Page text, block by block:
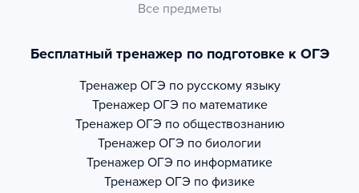
Все предметы
Бесплатный тренажер по подготовке к ОГЭ
Тренажер ОГЭ по русскому языку
Тренажер ОГЭ по математике
Тренажер ОГЭ по обществознанию
Тренажер ОГЭ по биологии
Тренажер ОГЭ по информатике
Тренажер ОГЭ по физике